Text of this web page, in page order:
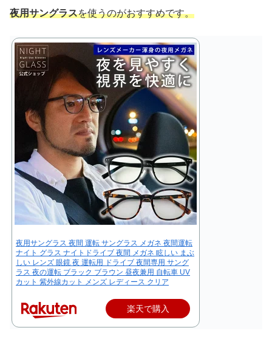
夜用サングラスを使うのがおすすめです。
夜用サングラス 夜間 運転 サングラス メガネ 夜間運転
ナイト グラス ナイトドライブ 夜間 メガネ 眩しい まぶ
しい レンズ 眼鏡 夜 運転用 ドライブ 夜間専用 サング
ラス 夜の運転 ブラック ブラウン 昼夜兼用 自転車 UV
カット 紫外線カット メンズ レディース クリア
楽天で購入